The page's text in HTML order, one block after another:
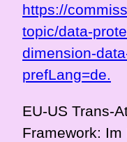
https://
topic/data-
dimension-
prefLang=de.
EU-US Trans-
Framework: Im